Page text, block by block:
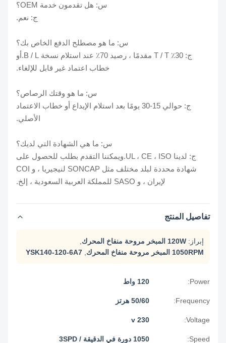
س: هل تقدمون خدمة OEM؟
ج: نعم.
س: ما هو مصطلح الدفع الخاص بك؟
ج: 30٪ T / T مقدمًا ، رصيد 70٪ عند استلام نسخة B / L.أو
خطاب اعتماد غير قابل للإلغاء.
س: ما هو وقتك الرصاص؟
ج: حوالي 15-30 يومًا بعد استلام الإيداع أو خطاب الاعتماد
الأصلي.
س: ما هي الشهادة التي لديك؟
ج: لدينا UL ، CE ، ISO.ويمكننا التقدم بطلب للحصول على
شهادة محددة لبلد مختلف مثل SONCAP لنيجيريا ، و COI
لإيران ، و SASO للمملكة العربية السعودية ، إلخ.
تفاصيل المنتج
120W المبخر مروحة منفاخ المحرك
,
1050RPM المبخر مروحة منفاخ المحرك
,
YSK140-120-6A7
Power:
Frequency: 50/60 هرتز
Voltage:
Speed: